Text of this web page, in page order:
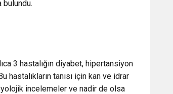
bulundu.
3 hastalığın diyabet, hipertansiyon
hastalıkların tanısı için kan ve idrar
incelemeler ve nadir de olsa